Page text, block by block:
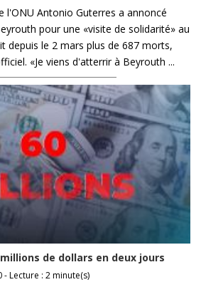
l'ONU Antonio Guterres a annoncé
pour une «visite de solidarité» au
depuis le 2 mars plus de 687 morts,
«Je viens d'atterrir à Beyrouth ...
de dollars en deux jours
Lecture : 2 minute(s)